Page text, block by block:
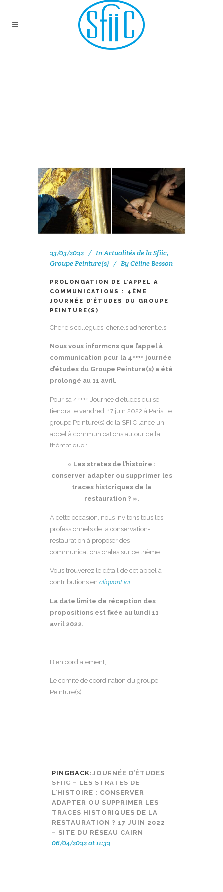
23/03/2022 InActualités de la Sfiic,
Groupe Peinture(s)
ByCéline Besson
PROLONGATION DE L’APPEL A
COMMUNICATIONS : 4ÈME
JOURNÉE D’ÉTUDES DU GROUPE
PEINTURE(S)
Cher.e.s collègues, cher.e.s adhérent.e.s,
Nous vous informons que l’appel à
communication pour la 4ème journée
d’études du Groupe Peinture(s) a été
prolongé au 11 avril.
Pour sa 4ème
Journée d’études qui se
tiendra le vendredi 17 juin 2022 à Paris, le
groupe Peinture(s) de la SFIIC lance un
appel à communications autour de la
thématique :
« Les strates de l’histoire :
conserver adapter ou supprimer les
traces historiques de la
restauration ? ».
A cette occasion, nous invitons tous les
professionnels de la conservation-
restauration à proposer des
communications orales sur ce thème.
Vous trouverez le détail de cet appel à
contributions en cliquant ici.
La date limite de réception des
propositions est fixée au lundi 11
avril 2022.
Bien cordialement,
Le comité de coordination du groupe
Peinture(s)
PINGBACK:JOURNÉE D’ÉTUDES
SFIIC – LES STRATES DE
L’HISTOIRE : CONSERVER
ADAPTER OU SUPPRIMER LES
TRACES HISTORIQUES DE LA
RESTAURATION ? 17 JUIN 2022
– SITE DU RÉSEAU CAIRN
06/04/2022 at 11:32